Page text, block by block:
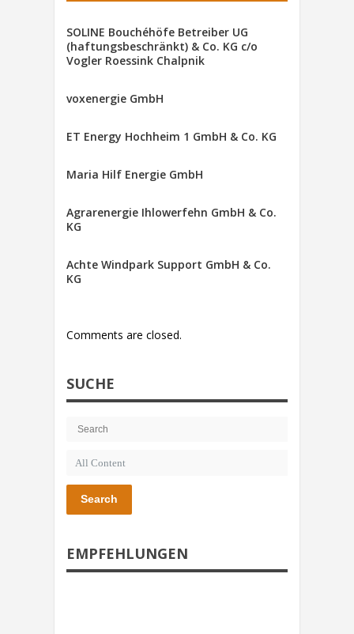
SOLINE Bouchéhöfe Betreiber UG
(haftungsbeschränkt) & Co. KG c/o
Vogler Roessink Chalpnik
voxenergie GmbH
ET Energy Hochheim 1 GmbH & Co. KG
Maria Hilf Energie GmbH
Agrarenergie Ihlowerfehn GmbH & Co.
KG
Achte Windpark Support GmbH & Co.
KG
Comments are closed.
SUCHE
Search
EMPFEHLUNGEN